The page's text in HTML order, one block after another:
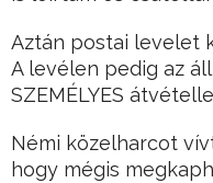
Aztán postai levelet
A levélen pedig az
SZEMÉLYES
Némi közelharcot
hogy mégis